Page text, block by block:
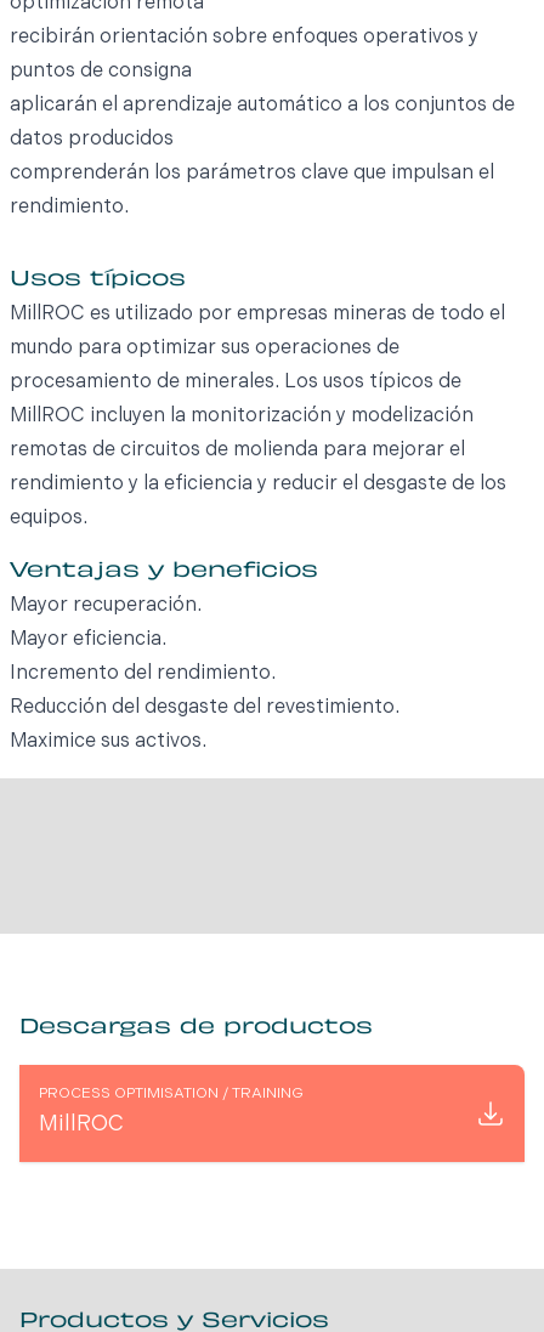
recibirán orientación sobre enfoques operativos y
puntos de consigna
aplicarán el aprendizaje automático a los conjuntos de
datos producidos
comprenderán los parámetros clave que impulsan el
rendimiento.
Usos típicos
MillROC es utilizado por empresas mineras de todo el
mundo para optimizar sus operaciones de
procesamiento de minerales. Los usos típicos de
MillROC incluyen la monitorización y modelización
remotas de circuitos de molienda para mejorar el
rendimiento y la eficiencia y reducir el desgaste de los
equipos.
Ventajas y beneficios
Mayor recuperación.
Mayor eficiencia.
Incremento del rendimiento.
Reducción del desgaste del revestimiento.
Maximice sus activos.
Descargas de productos
PROCESS OPTIMISATION / TRAINING
MillROC
Productos y Servicios